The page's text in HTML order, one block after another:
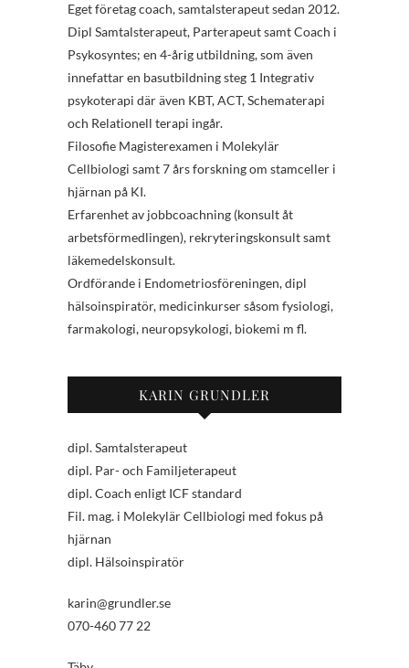
Eget företag coach, samtalsterapeut sedan 2012.
Dipl Samtalsterapeut, Parterapeut samt Coach i
Psykosyntes; en 4-årig utbildning, som även
innefattar en basutbildning steg 1 Integrativ
psykoterapi där även KBT, ACT, Schematerapi
och Relationell terapi ingår.
Filosofie Magisterexamen i Molekylär
Cellbiologi samt 7 års forskning om stamceller i
hjärnan på KI.
Erfarenhet av jobbcoachning (konsult åt
arbetsförmedlingen), rekryteringskonsult samt
läkemedelskonsult.
Ordförande i Endometriosföreningen, dipl
hälsoinspiratör, medicinkurser såsom fysiologi,
farmakologi, neuropsykologi, biokemi m fl.
KARIN GRUNDLER
dipl. Samtalsterapeut
dipl. Par- och Familjeterapeut
dipl. Coach enligt ICF standard
Fil. mag. i Molekylär Cellbiologi med fokus på
hjärnan
dipl. Hälsoinspiratör
karin@grundler.se
070-460 77 22